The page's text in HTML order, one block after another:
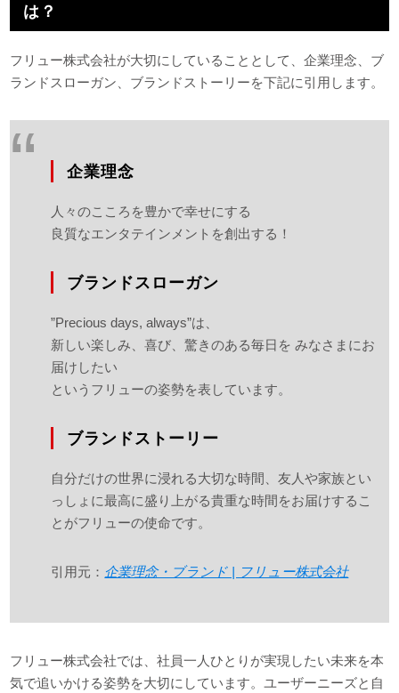
は？
フリュー株式会社が大切にしていることとして、企業理念、ブ
ランドスローガン、ブランドストーリーを下記に引用します。
企業理念
人々のこころを豊かで幸せにする
良質なエンタテインメントを創出する！
ブランドスローガン
”Precious days, always”は、
新しい楽しみ、喜び、驚きのある毎日を みなさまにお
届けしたい
というフリューの姿勢を表しています。
ブランドストーリー
自分だけの世界に浸れる大切な時間、友人や家族とい
っしょに最高に盛り上がる貴重な時間をお届けするこ
とがフリューの使命です。
引用元： 企業理念・ブランド | フリュー株式会社
フリュー株式会社では、社員一人ひとりが実現したい未来を本
気で追いかける姿勢を大切にしています。ユーザーニーズと自